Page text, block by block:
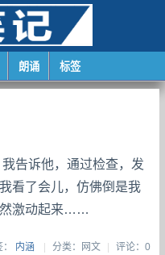
朗诵 标签
告诉他，通过检查，发
看了会儿，仿佛倒是我
然激动起来……
内涵 | 分类：网文| 评论：0